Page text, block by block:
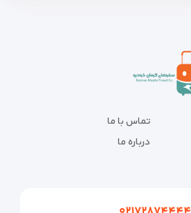
تماس با ما
درباره ما